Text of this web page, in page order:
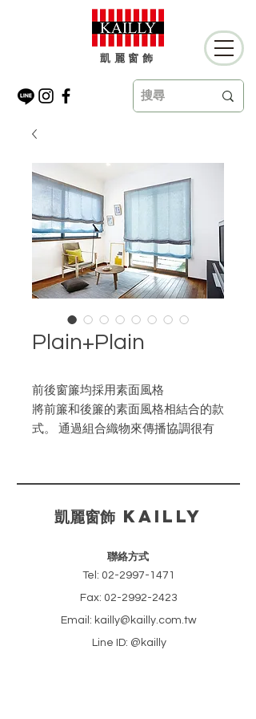
凱麗窗飾
Plain+Plain
前後窗簾均採用素面風格
將前簾和後簾的素面風格相結合的款
式。 通過組合織物來傳播協調很有
風格選擇
・側邊框：用不同面料在窗簾兩側加
邊框的款式。
色調的款式。
​凱麗窗飾 KAILLY
聯絡方式
Tel: 02-2997-1471
Fax: 02-2992-2423
Email: kailly@kailly.com.tw
Line ID: @kailly